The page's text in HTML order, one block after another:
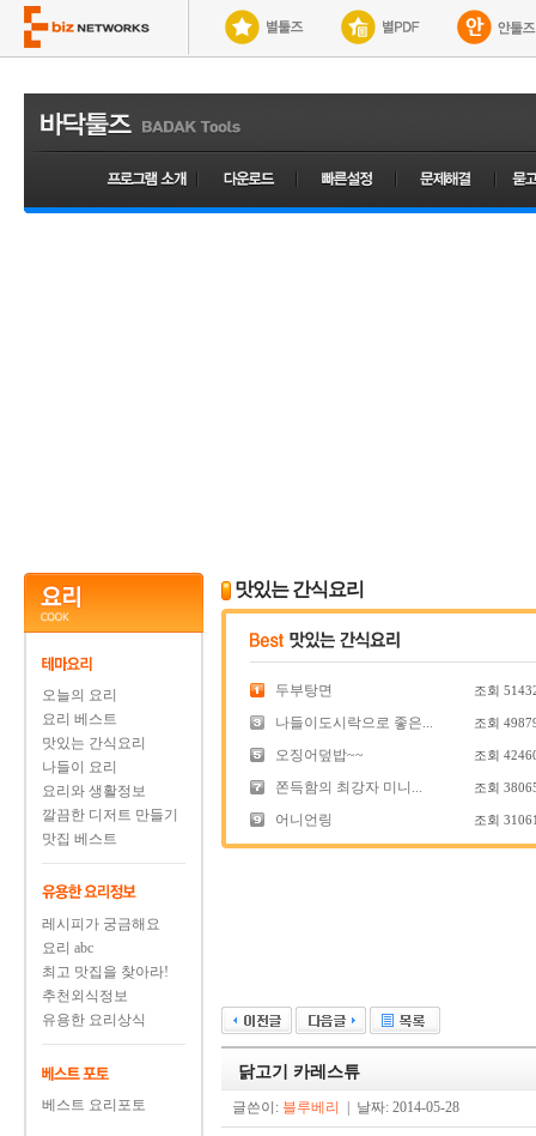
오늘의 요리
요리 베스트
맛있는 간식요리
나들이 요리
요리와 생활정보
깔끔한 디저트 만들기
맛집 베스트
레시피가 궁금해요
요리 abc
최고 맛집을 찾아라!
추천외식정보
유용한 요리상식
베스트 요리포토
맛있는 간식요리
두부탕면 조회
나들이도시락으로 좋은... 조회
오징어덮밥~~ 조회
쫀득함의 최강자 미니... 조회
어니언링 조회
닭고기 카레스튜
글쓴이: 블루베리 | 날짜: 2014-05-28